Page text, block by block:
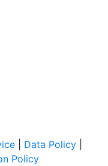
Data Policy
Policy